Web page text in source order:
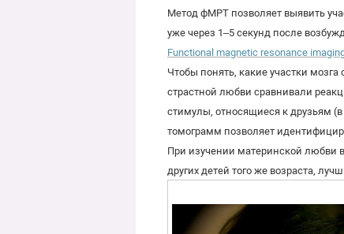
Метод фМРТ позволяет выявить
уже через 1–5 секунд после
Functional magnetic resonance
Чтобы понять, какие участки
страстной любви сравнивали
стимулы, относящиеся к друзьям
томограмм позволяет
При изучении материнской любви
других детей того же возраста,